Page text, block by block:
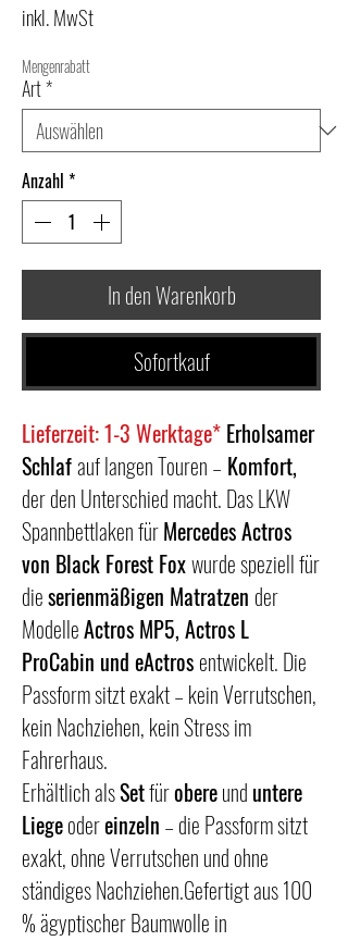
inkl. MwSt
Mengenrabatt
Art*
Anzahl *
In den Warenkorb
Sofortkauf
Lieferzeit: 1-3 Werktage* Erholsamer
Schlafauf langen Touren – Komfort,
der den Unterschied macht. Das LKW
Spannbettlaken fürMercedes Actros
von Black Forest Foxwurde speziell für
dieserienmäßigen Matratzen der
ModelleActros MP5, Actros L
ProCabin und eActros entwickelt. Die
Passform sitzt exakt – kein Verrutschen,
kein Nachziehen, kein Stress im
Fahrerhaus.
Erhältlich alsSetfürobereund untere
Liegeodereinzeln – die Passform sitzt
exakt, ohne Verrutschen und ohne
ständiges Nachziehen.Gefertigt aus 100
% ägyptischer Baumwolle in